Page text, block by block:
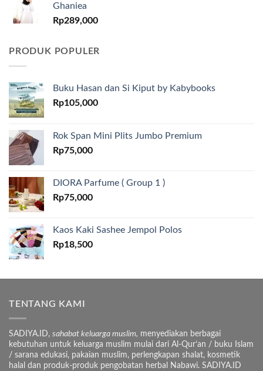
Ghaniea
Rp289,000
PRODUK POPULER
Buku Hasan dan Si Kiput by Kabybooks
Rp105,000
Rok Span Mini Plits Jumbo Premium
Rp75,000
DIORA Parfume ( Group 1 )
Rp75,000
Kaos Kaki Sashee Jempol Polos
Rp18,500
TENTANG KAMI
SADIYA.ID, sahabat keluarga muslim, menyediakan berbagai
kebutuhan untuk keluarga muslim mulai dari Al-Qur’an / buku Islam
/ sarana edukasi, pakaian muslim, perlengkapan shalat, kosmetik
halal dan produk-produk pengobatan herbal Nabawi. SADIYA.ID